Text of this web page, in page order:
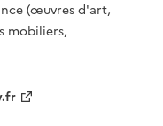
(œuvres d'art,
mobiliers,